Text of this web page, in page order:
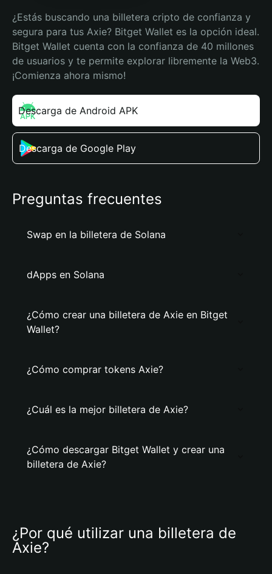
¿Estás buscando una billetera cripto de confianza y
segura para tus Axie? Bitget Wallet es la opción ideal.
Bitget Wallet cuenta con la confianza de 40 millones
de usuarios y te permite explorar libremente la Web3.
¡Comienza ahora mismo!
Descarga de Android APK
Descarga de Google Play
Preguntas frecuentes
Swap en la billetera de Solana
dApps en Solana
¿Cómo crear una billetera de Axie en Bitget
Wallet?
¿Cómo comprar tokens Axie?
¿Cuál es la mejor billetera de Axie?
¿Cómo descargar Bitget Wallet y crear una
billetera de Axie?
¿Por qué utilizar una billetera de
Axie?